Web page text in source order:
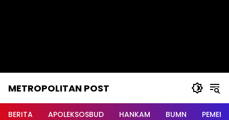
METROPOLITAN POST
BERITA APOLEKSOSBUD HANKAM BUMN